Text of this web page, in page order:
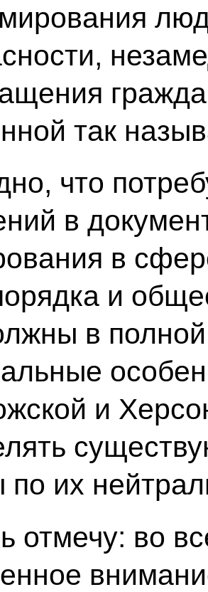
так
что
в
в
и
в
и
их
отмечу: во